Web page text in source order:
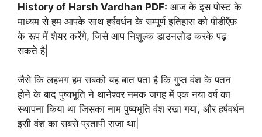
History of Harsh Vardhan PDF: आज के इस पोस्ट के
माध्यम से हम आपके साथ हर्षवर्धन के सम्पूर्ण इतिहास को पीडीऍफ़
के रूप में शेयर करेंगे, जिसे आप निशुल्क डाउनलोड करके पढ़
सकते है|
जैसे कि लहभग हम सबको यह बात पता है कि गुप्त वंश के पतन
होने के बाद पुष्यभूति ने थानेश्वर नमक जगह में एक नया वर्ष का
स्थापना किया था जिसका नाम पुष्यभूति वंश रखा गया, और हर्षवर्धन
इसी वंश का सबसे प्रतापी राजा था|